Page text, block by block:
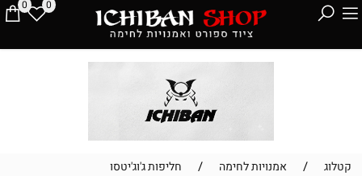
0 0
קטלוג / אמנויות לחימה / חליפות ג'וג'יטסו